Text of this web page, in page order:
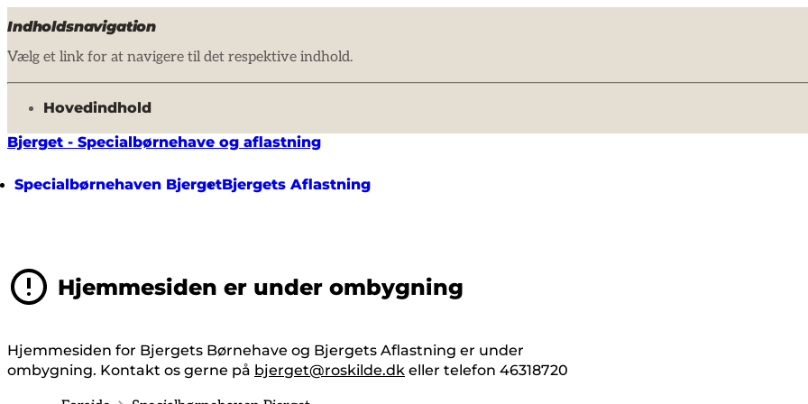
Indholdsnavigation
Vælg et link for at navigere til det respektive indhold.
gå til
Hovedindhold
Bjerget - Specialbørnehave og aflastning
Specialbørnehaven BjergetBjergets Aflastning
Hjemmesiden er under ombygning
Hjemmesiden for Bjergets Børnehave og Bjergets Aflastning er under
ombygning. Kontakt os gerne på bjerget@roskilde.dk eller telefon 46318720